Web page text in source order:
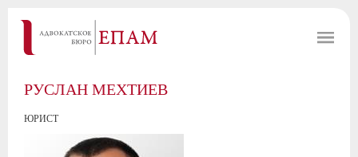
РУСЛАН МЕХТИЕВ
ЮРИСТ